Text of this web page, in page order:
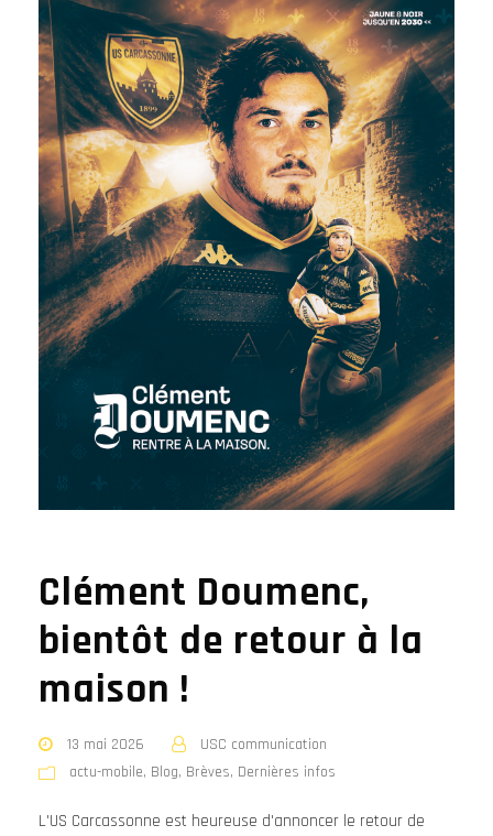
Clément Doumenc,
bientôt de retour à la
maison !
13 mai 2026
USC communication
actu-mobile, Blog, Brèves, Dernières infos
L'US Carcassonne est heureuse d'annoncer le retour de